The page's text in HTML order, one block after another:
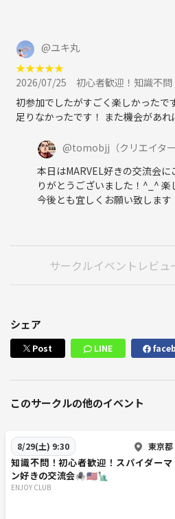
@ユキ丸
★★★★★
2026/07/25
初心者歓迎！知識不問
初参加でしたがすごく楽しかったで
足りなかったです！ また機会があれ
@tomobjj （クリエイター
本日はMARVEL好きの交流会
りがとうございました！^_^
今後とも宜しくお願い致します
サークルイベントレビュ
シェア
Post LINE
このサークルの他のイベント
8/29(土) 9:30 東京都
知識不問！初心者歓迎！スパイダーマ
ン好きの交流会🕷️🇺🇸🗽
ENJOY CLUB